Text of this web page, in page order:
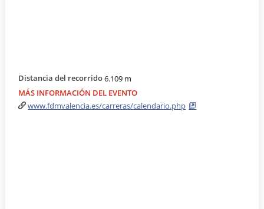
Distancia del recorrido6.109 m
MÁS INFORMACIÓN DEL EVENTO
www.fdmvalencia.es/carreras/calendario.php